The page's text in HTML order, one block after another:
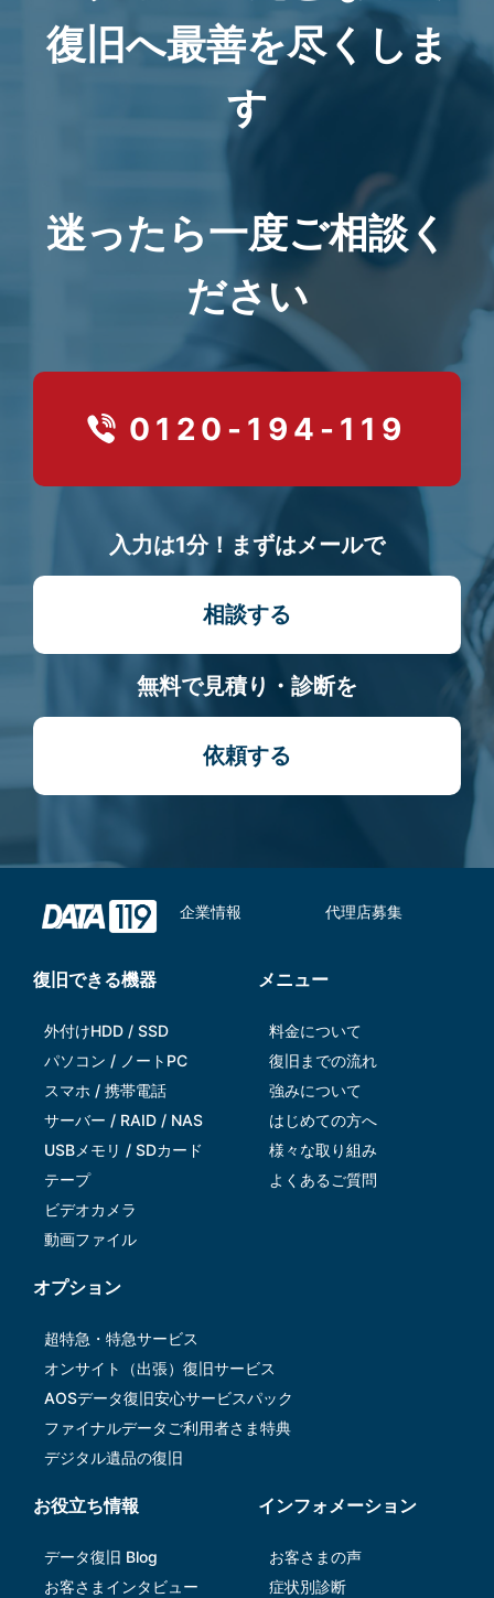
復旧へ最善を尽くしま
す
迷ったら一度ご相談く
ださい
0120-194-119
入力は1分！まずはメールで
相談する
無料で見積り・診断を
依頼する
企業情報 代理店募集
復旧できる機器
外付けHDD / SSD
パソコン / ノートPC
スマホ / 携帯電話
サーバー / RAID / NAS
USBメモリ / SDカード
テープ
ビデオカメラ
動画ファイル
メニュー
料金について
復旧までの流れ
強みについて
はじめての方へ
様々な取り組み
よくあるご質問
オプション
超特急・特急サービス
オンサイト（出張）復旧サービス
AOSデータ復旧安⼼サービスパック
ファイナルデータご利⽤者さま特典
デジタル遺品の復旧
お役立ち情報
データ復旧 Blog
お客さまインタビュー
インフォメーション
お客さまの声
症状別診断